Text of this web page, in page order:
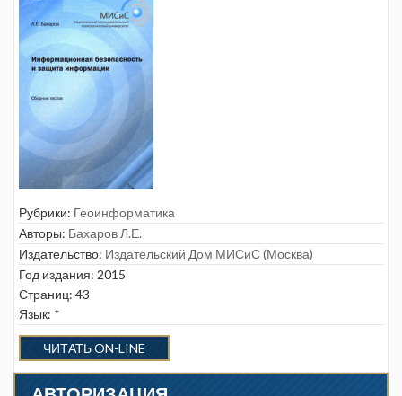
Рубрики: Геоинформатика
Авторы: Бахаров Л.Е.
Издательство: Издательский Дом МИСиС (Москва)
Год издания: 2015
Страниц: 43
Язык: *
ЧИТАТЬ ON-LINE